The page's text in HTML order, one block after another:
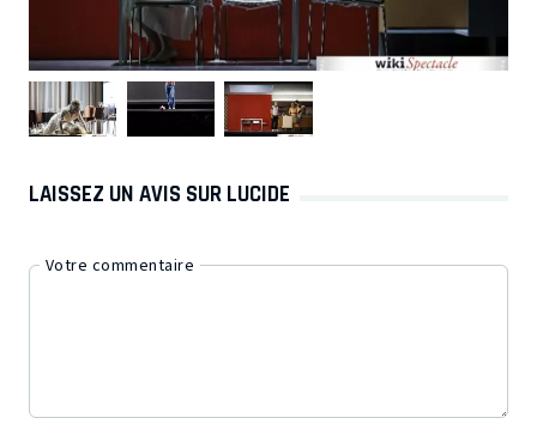
LAISSEZ UN AVIS SUR LUCIDE
Votre commentaire